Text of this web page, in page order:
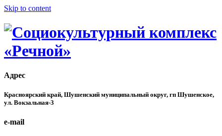
Skip to content
Социокультурный комплекс
«Речной»
бывшего речного вокзала. Здесь созданы все условия для
проведения культурно-массовых мероприятий, фото- и
практикумов.
Адрес
Красноярский край, Шушенский муниципальный округ, гп Шушенское,
ул. Вокзальная-3
e-mail